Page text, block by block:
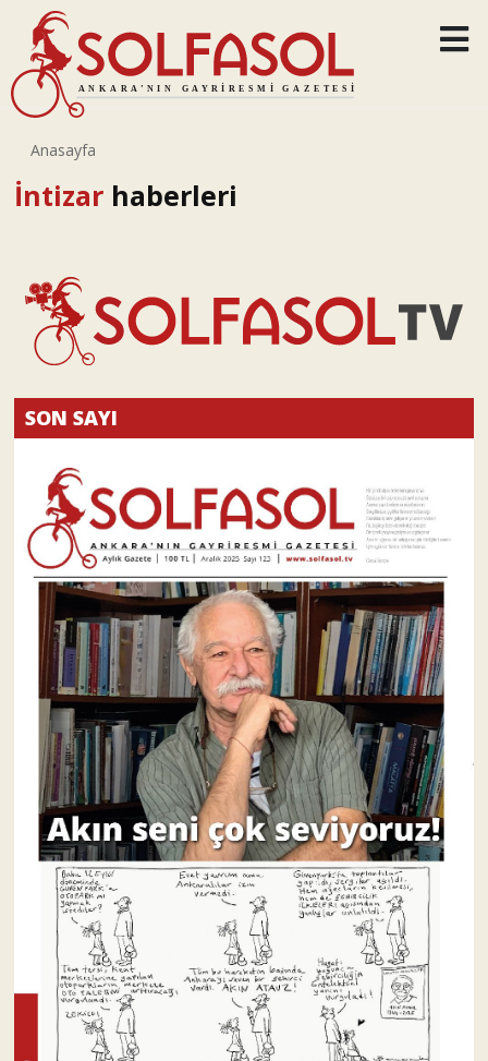
Anasayfa
İntizar haberleri
SON SAYI